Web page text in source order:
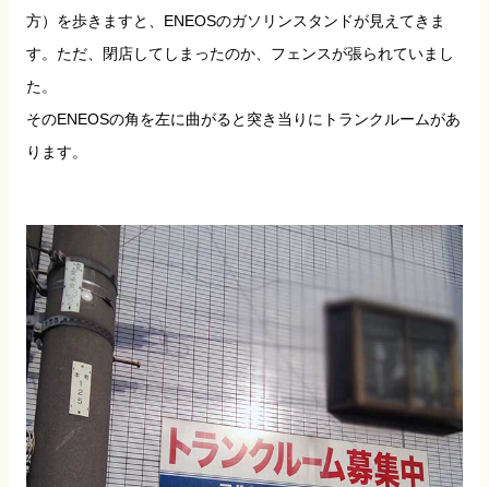
方）を歩きますと、ENEOSのガソリンスタンドが見えてきま
す。ただ、閉店してしまったのか、フェンスが張られていまし
た。
そのENEOSの角を左に曲がると突き当りにトランクルームがあ
ります。